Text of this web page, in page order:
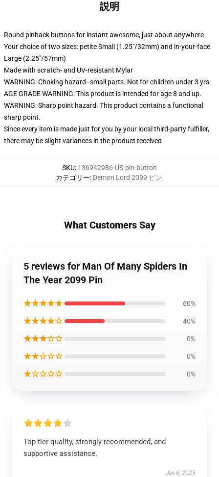
説明
Round pinback buttons for instant awesome, just about anywhere
Your choice of two sizes: petite Small (1.25"/32mm) and in-your-face
Large (2.25"/57mm)
Made with scratch- and UV-resistant Mylar
WARNING: Choking hazard--small parts. Not for children under 3 yrs.
AGE GRADE WARNING: This product is intended for age 8 and up.
WARNING: Sharp point hazard. This product contains a functional
sharp point.
Since every item is made just for you by your local third-party fulfiller,
there may be slight variances in the product received
SKU: 136942986-US-pin-button
カテゴリー: Demon Lord 2099 ピン,
What Customers Say
5 reviews for Man Of Many Spiders In
The Year 2099 Pin
★★★★★ 60%
★★★★☆ 40%
★★★☆☆ 0%
★★☆☆☆ 0%
★☆☆☆☆ 0%
Top-tier quality, strongly recommended, and
supportive assistance.
Jan 6, 2025